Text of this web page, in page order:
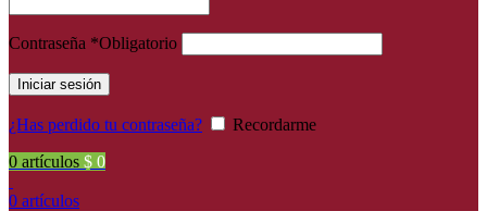
Contraseña *Obligatorio
Iniciar sesión
¿Has perdido tu contraseña?
Recordarme
0 artículos $ 0
0 artículos